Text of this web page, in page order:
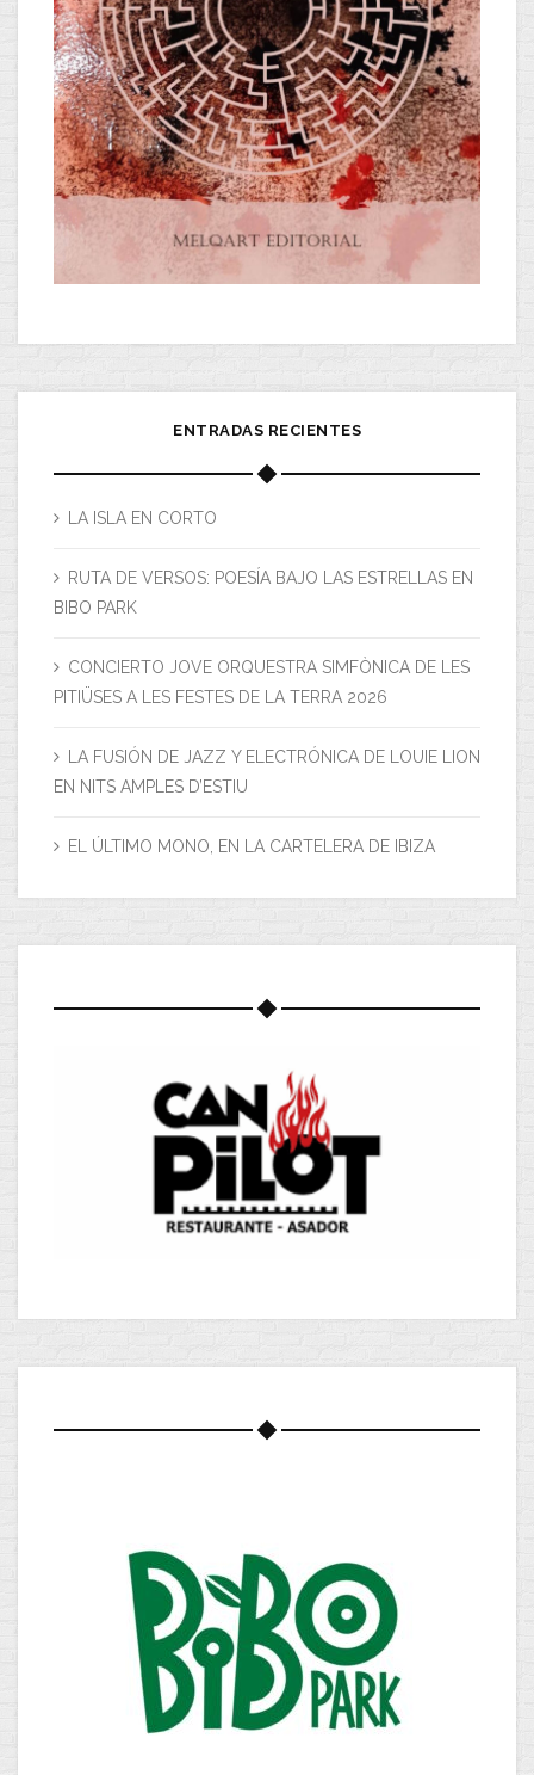
ENTRADAS RECIENTES
LA ISLA EN CORTO
RUTA DE VERSOS: POESÍA BAJO LAS ESTRELLAS EN
BIBO PARK
CONCIERTO JOVE ORQUESTRA SIMFÒNICA DE LES
PITIÜSES A LES FESTES DE LA TERRA 2026
LA FUSIÓN DE JAZZ Y ELECTRÓNICA DE LOUIE LION
EN NITS AMPLES D’ESTIU
EL ÚLTIMO MONO, EN LA CARTELERA DE IBIZA